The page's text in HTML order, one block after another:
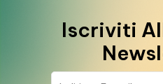
Iscriviti